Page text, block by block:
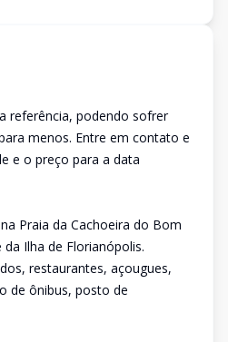
referência, podendo sofrer
menos. Entre em contato e
e o preço para a data
Praia da Cachoeira do Bom
Ilha de Florianópolis.
restaurantes, açougues,
de ônibus, posto de